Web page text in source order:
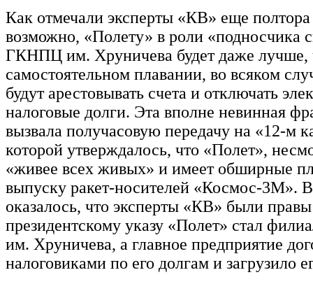
Как отмечали эксперты «КВ» еще полтора
возможно, «Полету» в роли «подносчика
ГКНПЦ им. Хруничева будет даже лучше,
самостоятельном плавании, во всяком
будут арестовывать счета и отключать
налоговые долги. Эта вполне невинная
вызвала получасовую передачу на «12-м
которой утверждалось, что «Полет»,
«живее всех живых» и имеет обширные
выпуску ракет-носителей «Космос-3М».
оказалось, что эксперты «КВ» были
президентскому указу «Полет» стал
им. Хруничева, а главное предприятие
налоговиками по его долгам и загрузило